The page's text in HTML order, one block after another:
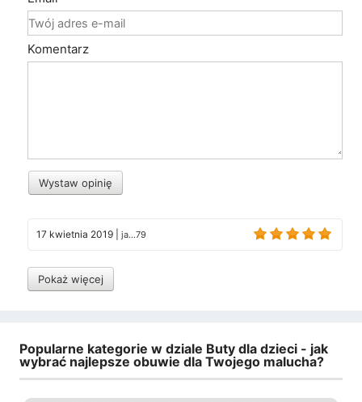
Komentarz
Wystaw opinię
17 kwietnia 2019 ja...79
Pokaż więcej
Popularne kategorie w dziale Buty dla dzieci - jak
wybrać najlepsze obuwie dla Twojego malucha?